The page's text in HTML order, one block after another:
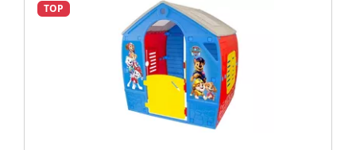
TOP